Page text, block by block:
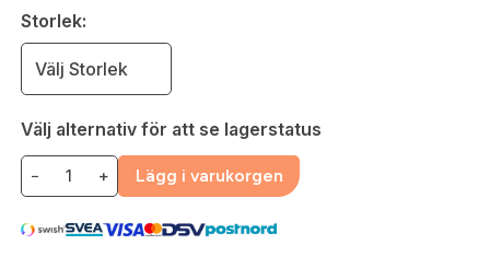
Storlek:
Välj Storlek
Välj alternativ för att se lagerstatus
− + Lägg i varukorgen
E-postadress:
Lösenord: *
Glömt lösenord?
Gatuadress:
Postnummer:
Fyll i din e-post adress nedan så kontaktar vi dig
så fort den här produkten är tillbaka i vårt
Seeland Aero Camo Cover Set
E-post adress